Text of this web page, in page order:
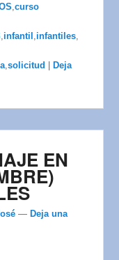
,curso
infantil infantiles
,solicitud |Deja
EN
— Deja una